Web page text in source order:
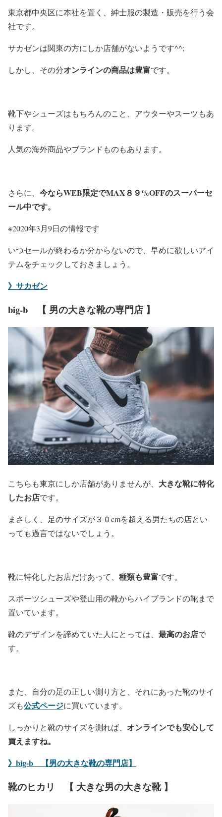
東京都中央区に本社を置く、紳士服の製造・販売を行う会
社です。
サカゼンは関東の方にしか店舗がないようです^^;
しかし、その分オンラインの商品は豊富です。
靴下やシューズはもちろんのこと、アウターやスーツもあ
ります。
人気の海外商品やブランドものもあります。
さらに、 今ならWEB限定でMAX８９%OFFのスーパーセ
ール中です。
※2020年3月9日の情報です
いつセールが終わるか分からないので、早めに欲しいアイ
テムをチェックしておきましょう。
》サカゼン
big-b 【 男の大きな靴の専門店 】
こちらも東京にしか店舗がありませんが、 大きな靴に特化
したお店です。
まさしく、足のサイズが３０cmを超える男たちの店とい
っても過言ではないでしょう。
靴に特化したお店だけあって、 種類も豊富です。
スポーツシューズや登山用の靴からハイブランドの靴まで
置いています。
靴のデザインを諦めていた人にとっては、 最高のお店で
す。
また、自分の足の正しい測り方と、それにあった靴のサイ
ズも公式ページに買いています。
しっかりと靴のサイズを測れば、 オンラインでも安心して
買えますね。
》big-b 【男の大きな靴の専門店】
靴のヒカリ 【 大きな男の大きな靴 】